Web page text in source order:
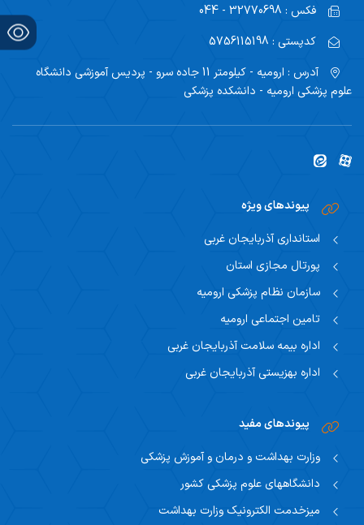
فکس : 32770698 - 044
کدپستی : 5756115198
آدرس :
ارومیه - کیلومتر 11 جاده سرو - پردیس آموزشی دانشگاه
علوم پزشکی ارومیه - دانشکده پزشکی
پیوندهای ویژه
استانداری آذربایجان غربی
پورتال مجازی استان
سازمان نظام پزشکی ارومیه
تامین اجتماعی ارومیه
اداره بیمه سلامت آذربایجان غربی
اداره بهزیستی آذربایجان غربی
پیوندهای مفید
وزارت بهداشت و درمان و آموزش پزشکی
دانشگاههای علوم پزشکی کشور
میزخدمت الکترونیک وزارت بهداشت